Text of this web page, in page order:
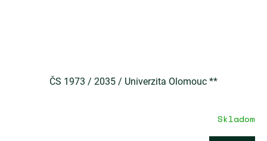
ČS 1973 / 2035 / Univerzita Olomouc **
Skladom